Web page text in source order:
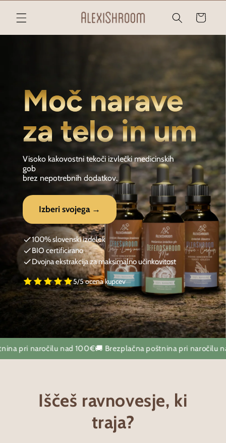
Preskoči
na
vsebino
Košarica
Moč narave
za telo in um
Visoko kakovostni tekoči izvlečki medicinskih
gob
brez nepotrebnih dodatkov.
Izberi svojega →
100% slovenski izdelek
BIO certificirano
Dvojna ekstrakcija za maksimalno učinkovitost
5/5 ocena kupcev
100€ 🚚 Brezplačna poštnina pri naročilu nad 100€ 🚚
Iščeš ravnovesje, ki
traja?